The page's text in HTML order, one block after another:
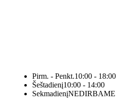
Pirm. - Penkt.10:00 - 18:00
Šeštadienį10:00 - 14:00
SekmadienįNEDIRBAME